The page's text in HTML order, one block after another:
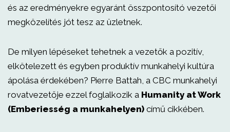
és az eredményekre egyaránt összpontosító vezetői
megközelítés jót tesz az üzletnek.
De milyen lépéseket tehetnek a vezetők a pozitív,
elkötelezett és egyben produktív munkahelyi kultúra
ápolása érdekében? Pierre Battah, a CBC munkahelyi
rovatvezetője ezzel foglalkozik a Humanity at Work
(Emberiesség a munkahelyen) című cikkében.